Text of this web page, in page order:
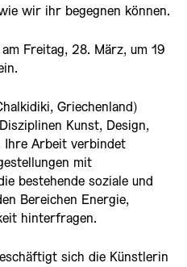
wir ihr begegnen können.
Freitag, 28. März, um 19
Griechenland)
Kunst, Design,
Ihre Arbeit verbindet
mit
bestehende soziale und
Bereichen Energie,
hinterfragen.
sich die Künstlerin